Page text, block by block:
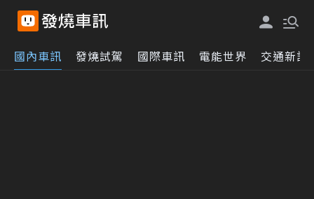
國內車訊 發燒試駕 國際車訊 電能世界 交通新訊